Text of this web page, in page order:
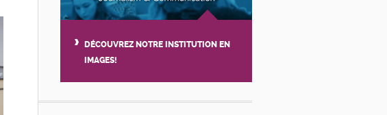
DÉCOUVREZ NOTRE INSTITUTION EN
IMAGES!